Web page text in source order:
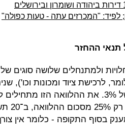
תנאי ההחזר
ולמתנחלים שלושה סוגים של
לרכישת ציוד ומכונות וכו'),
של 30 שנה, צמודה למדד, בריבית של 3%. את ההלוואה הזו
כעבור עשר
ה־75% הופכים למענק בסוף התקופה - כלומר אין